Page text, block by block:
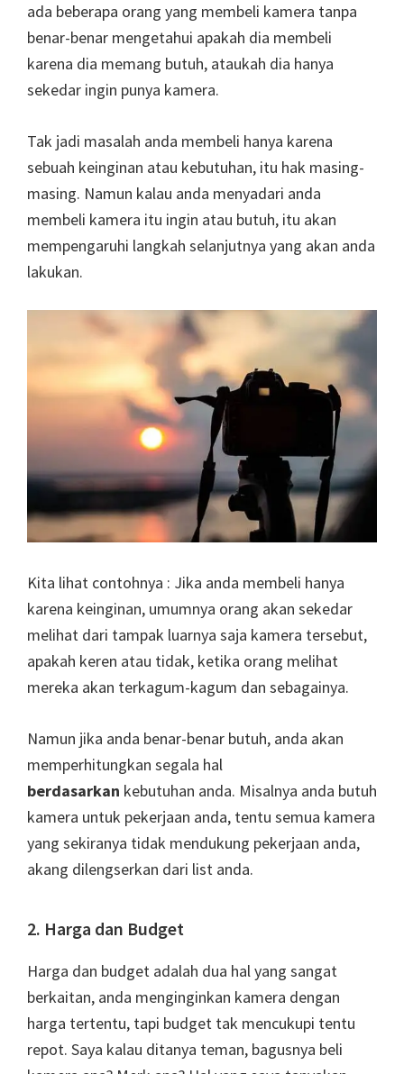
ada beberapa orang yang membeli kamera tanpa
benar-benar mengetahui apakah dia membeli
karena dia memang butuh, ataukah dia hanya
sekedar ingin punya kamera.
Tak jadi masalah anda membeli hanya karena
sebuah keinginan atau kebutuhan, itu hak masing-
masing. Namun kalau anda menyadari anda
membeli kamera itu ingin atau butuh, itu akan
mempengaruhi langkah selanjutnya yang akan anda
lakukan.
Kita lihat contohnya : Jika anda membeli hanya
karena keinginan, umumnya orang akan sekedar
melihat dari tampak luarnya saja kamera tersebut,
apakah keren atau tidak, ketika orang melihat
mereka akan terkagum-kagum dan sebagainya.
Namun jika anda benar-benar butuh, anda akan
memperhitungkan segala hal
berdasarkan kebutuhan anda. Misalnya anda butuh
kamera untuk pekerjaan anda, tentu semua kamera
yang sekiranya tidak mendukung pekerjaan anda,
akang dilengserkan dari list anda.
2. Harga dan Budget
Harga dan budget adalah dua hal yang sangat
berkaitan, anda menginginkan kamera dengan
harga tertentu, tapi budget tak mencukupi tentu
repot. Saya kalau ditanya teman, bagusnya beli